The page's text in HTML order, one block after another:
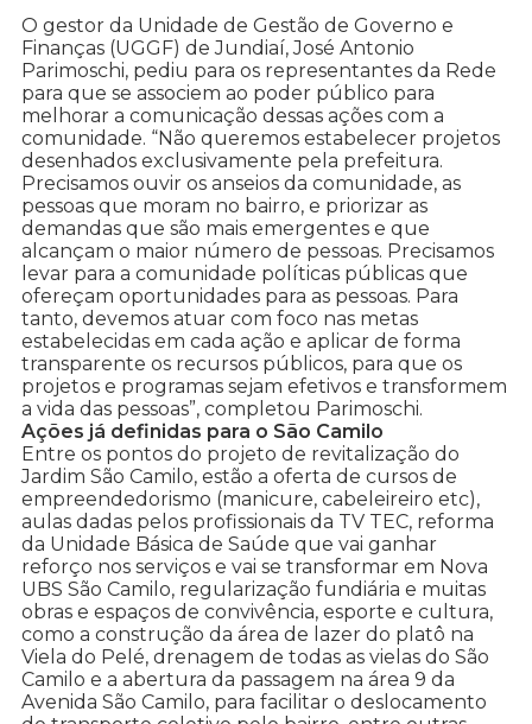
O gestor da Unidade de Gestão de Governo e
Finanças (UGGF) de Jundiaí, José Antonio
Parimoschi, pediu para os representantes da Rede
para que se associem ao poder público para
melhorar a comunicação dessas ações com a
comunidade. “Não queremos estabelecer projetos
desenhados exclusivamente pela prefeitura.
Precisamos ouvir os anseios da comunidade, as
pessoas que moram no bairro, e priorizar as
demandas que são mais emergentes e que
alcançam o maior número de pessoas. Precisamos
levar para a comunidade políticas públicas que
ofereçam oportunidades para as pessoas. Para
tanto, devemos atuar com foco nas metas
estabelecidas em cada ação e aplicar de forma
transparente os recursos públicos, para que os
projetos e programas sejam efetivos e transformem
a vida das pessoas”, completou Parimoschi.
Ações já definidas para o São Camilo
Entre os pontos do projeto de revitalização do
Jardim São Camilo, estão a oferta de cursos de
empreendedorismo (manicure, cabeleireiro etc),
aulas dadas pelos profissionais da TV TEC, reforma
da Unidade Básica de Saúde que vai ganhar
reforço nos serviços e vai se transformar em Nova
UBS São Camilo, regularização fundiária e muitas
obras e espaços de convivência, esporte e cultura,
como a construção da área de lazer do platô na
Viela do Pelé, drenagem de todas as vielas do São
Camilo e a abertura da passagem na área 9 da
Avenida São Camilo, para facilitar o deslocamento